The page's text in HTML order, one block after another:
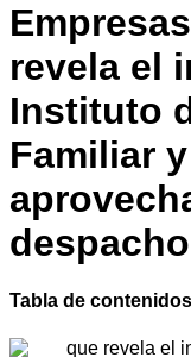
revela el
Instituto
Familiar
Tabla de contenidos